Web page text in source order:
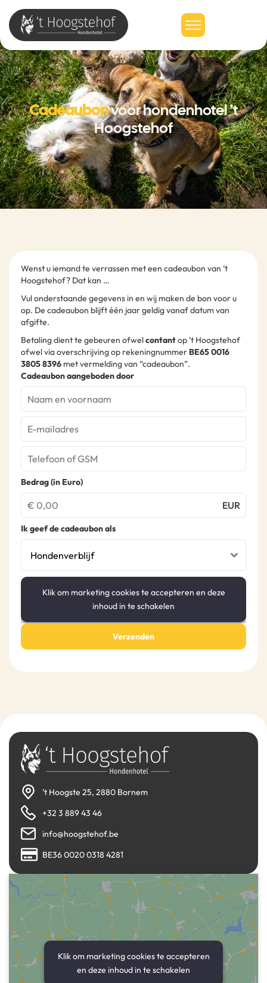
Cadeaubonvoor hondenhotel ’t
Hoogstehof
Wenst u iemand te verrassen met een cadeaubon van ’t
Hoogstehof? Dat kan …
Vul onderstaande gegevens in en wij maken de bon voor u
op. De cadeaubon blijft één jaar geldig vanaf datum van
afgifte.
Betaling dient te gebeuren ofwelcontantop ’t Hoogstehof
ofwel via overschrijving op rekeningnummer BE65 0016
3805 8396 met vermelding van “cadeaubon”.
Cadeaubon aangeboden door
Bedrag (in Euro)
EUR
Ik geef de cadeaubon als
Hondenverblijf
Klik om marketing cookies te accepteren en deze
inhoud in te schakelen
Verzenden
’t Hoogste 25, 2880 Bornem
+32 3 889 43 46
info@hoogstehof.be
BE36 0020 0318 4281
Klik om marketing cookies te accepteren
en deze inhoud in te schakelen